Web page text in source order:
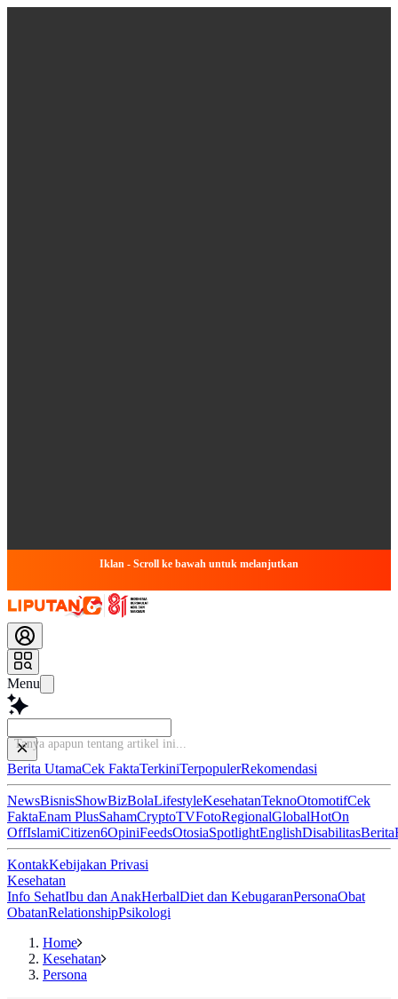
Iklan - Scroll ke bawah untuk melanjutkan
Menu
Tanya apapun tenta
Berita UtamaCek FaktaTerkiniTerpopulerRekomendasi
NewsBisnisShowBizBolaLifestyleKesehatanTeknoOtomotifCek
FaktaEnam PlusSahamCryptoTVFotoRegionalGlobalHotOn
OffIslamiCitizen6OpiniFeedsOtosiaSpotlightEnglishDisabilitasBerita
KontakKebijakan Privasi
Kesehatan
Info SehatIbu dan AnakHerbalDiet dan KebugaranPersonaObat
ObatanRelationshipPsikologi
Home
Kesehatan
Persona